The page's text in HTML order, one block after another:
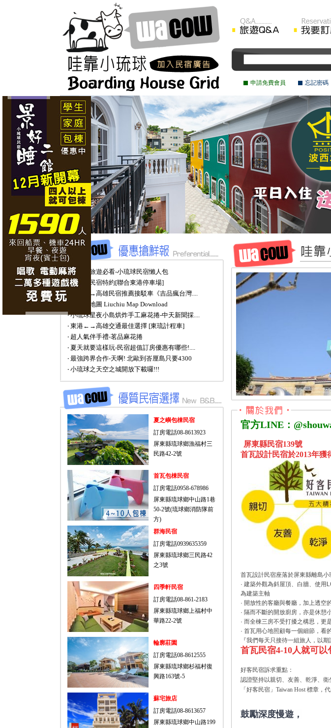
申請免費會員 忘記密碼
‧ 小琉球旅遊必看-小琉球民宿懶人包
‧ 小琉球民宿特約[聯合東港停車場]
‧ 東港←→高雄民宿推薦接駁車《吉品瘋台灣....
‧ 小琉球地圖 Liuchiu Map Download
‧ 小琉球星夜小島烘炸手工麻花捲-中天新聞採....
‧ 東港←→高雄交通最佳選擇 [東琉計程車]
‧ 超人氣伴手禮-茗品麻花捲
‧ 夏天就要這樣玩-民宿超值訂房優惠有哪些!....
‧ 最強跨界合作-天啊! 北歐到峇厘島只要4300
‧ 小琉球之天空之城開放下載囉!!!
夏之嶼包棟民宿
訂房電話08-8613923
屏東縣琉球鄉漁福村三
民路42-2號
首瓦包棟民宿
訂房電話0958-678986
屏東縣琉球鄉中山路1巷
50-2號(琉球鄉消防隊前
方)
群海民宿
訂房電話0939635359
屏東縣琉球鄉三民路42
之3號
四季軒民宿
訂房電話08-861-2183
屏東縣琉球鄉上福村中
華路22-2號
輪廓莊園
訂房電話08-8612555
屏東縣琉球鄉杉福村復
興路163號-5
蘇宅旅店
訂房電話08-8613657
屏東縣琉球鄉中山路199
官方LINE：
屏東縣民宿139號
首瓦設計民宿於2013年獲
首瓦設計民宿座落於屏東縣離島小
· 建築外觀為斜屋頂、白牆、使用
為建築主軸
· 開放性的客廳與餐廳，加上透
· 隔而不斷的開放廚房，亦是休憩
· 而全棟三房不受打擾之構思，更
· 首瓦用心地照顧每一個細節，看
『我們每天只接待一組旅人，以
首瓦民宿4-10人就可以
好客民宿訴求重點：
認證堅持以親切、友善、乾淨、
「好客民宿」Taiwan Host 標章
鼓勵深度慢遊，